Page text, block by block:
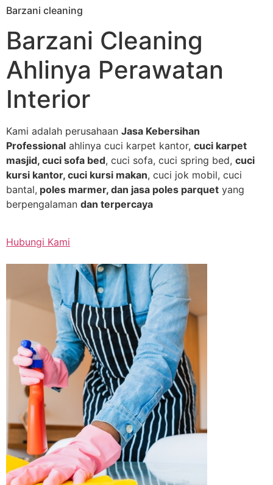
Skip
content
Barzani cleaning
Barzani Cleaning
Ahlinya Perawatan
Interior
Kami adalah perusahaan Jasa Kebersihan
Professional ahlinya cuci karpet kantor, cuci karpet
masjid, cuci sofa bed, cuci sofa, cuci spring bed, cuci
kursi kantor, cuci kursi makan, cuci jok mobil, cuci
bantal, poles marmer, dan jasa poles parquet yang
berpengalaman dan terpercaya
Hubungi Kami